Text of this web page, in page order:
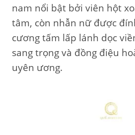
nam nổi bật bởi viên hột
tâm, còn nhẫn nữ được
cương tấm lấp lánh dọc
sang trọng và đồng điệu
uyên ương.